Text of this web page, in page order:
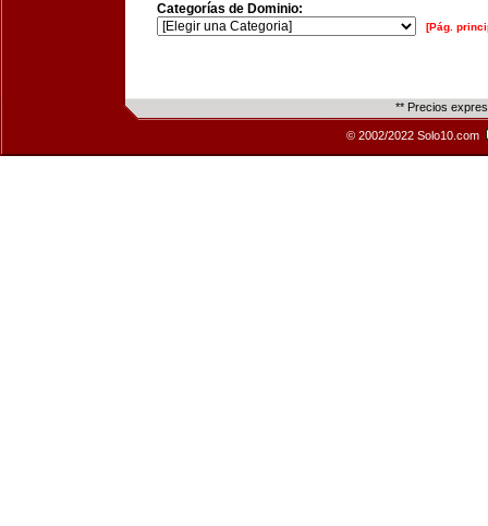
Categorías de Dominio:
[Pág.
** Precios
© 2002/2022 Solo10.com